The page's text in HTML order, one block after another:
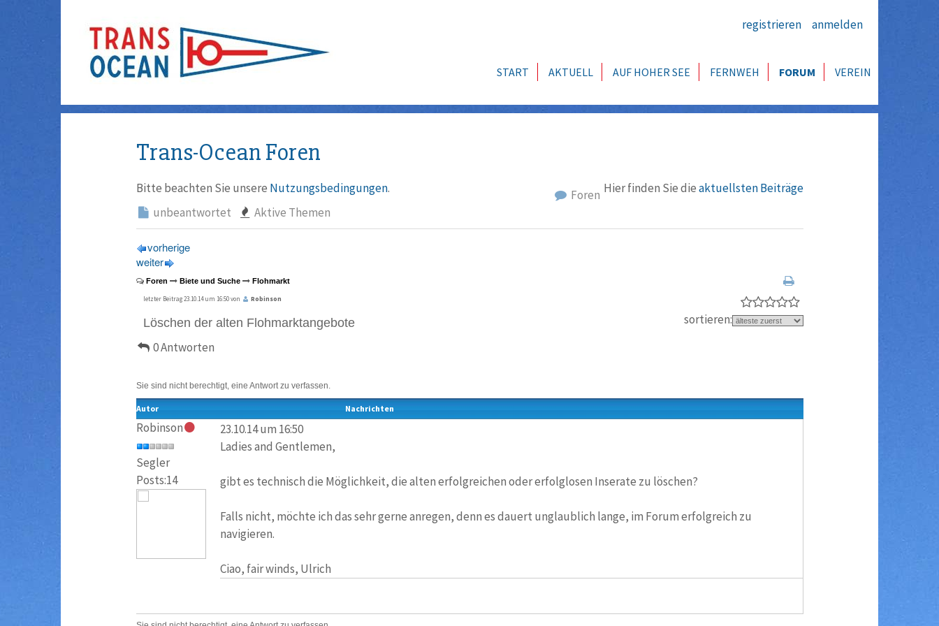
registrieren anmelden
START AKTUELL AUF HOHER SEE FERNWEH FORUM VEREIN
Trans-Ocean Foren
Bitte beachten Sie unsere Nutzungsbedingungen. Hier finden Sie dieaktuellsten Beiträge
Foren
unbeantwortet
Aktive Themen
vorherige
weiter
Foren Biete und Suche Flohmarkt
letzter Beitrag 23.10.14 um 16:50 von Robinson
Löschen der alten Flohmarktangebote
0 Antworten
sortieren:
Sie sind nicht berechtigt, eine Antwort zu verfassen.
Autor Nachrichten
Robinson
Segler
Posts:14
23.10.14 um 16:50
Ladies and Gentlemen,
gibt es technisch die Möglichkeit, die alten erfolgreichen oder erfolglosen Inserate zu löschen?
Falls nicht, möchte ich das sehr gerne anregen, denn es dauert unglaublich lange, im Forum erfolgreich zu
navigieren.
Ciao, fair winds, Ulrich